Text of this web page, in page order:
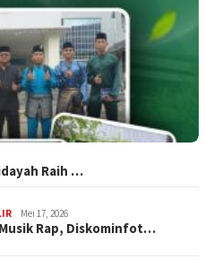
Raih …
Mei 17, 2026
Rap, Diskominfot…